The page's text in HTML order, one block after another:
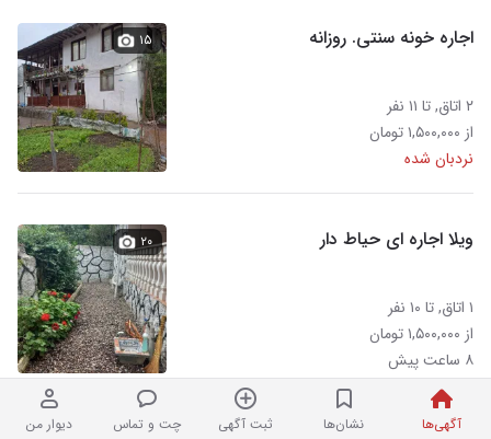
آگهی‌ها نشان‌ها ثبت آگهی چت و تماس دیوار من
اجاره خونه سنتی. روزانه
۲ اتاق, تا ۱۱ نفر
از ۱,۵۰۰,۰۰۰ تومان
نردبان شده
۱۵
ویلا اجاره ای حیاط دار
۱ اتاق, تا ۱۰ نفر
از ۱,۵۰۰,۰۰۰ تومان
۸ ساعت پیش
۲۰